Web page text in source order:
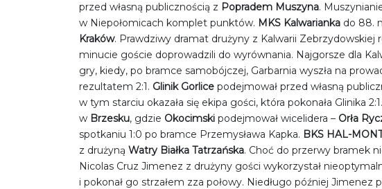
przed własną publicznością z Popradem Muszyna.
w Niepołomicach komplet punktów. MKS Kalwarianka do 88.
Kraków. Prawdziwy dramat drużyny z Kalwarii Zebrzydowskiej
minucie goście doprowadzili do wyrównania. Najgorsze dla
gry, kiedy, po bramce samobójczej, Garbarnia wyszła na
rezultatem 2:1. Glinik Gorlice podejmował przed własną
w tym starciu okazała się ekipa gości, która pokonała Glinika
w Brzesku, gdzie Okocimski podejmował wicelidera – Orła
spotkaniu 1:0 po bramce Przemysława Kapka. BKS HAL-
z drużyną Watry Białka Tatrzańska. Choć do przerwy bramek
Nicolas Cruz Jimenez z drużyny gości wykorzystał
i pokonał go strzałem zza połowy. Niedługo później Jimenez